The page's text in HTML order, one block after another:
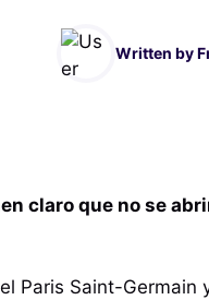
Written by
claro que no se
Paris Saint-